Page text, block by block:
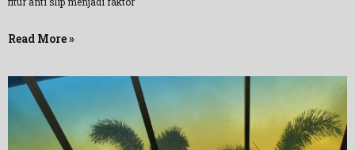
Read More »